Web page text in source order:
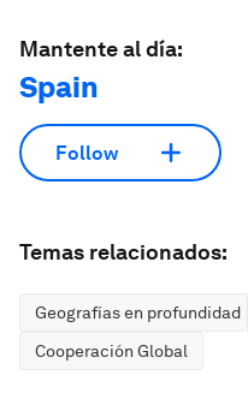
Mantente al día:
Spain
Follow
Temas relacionados:
Geografías en profundidad
Cooperación Global